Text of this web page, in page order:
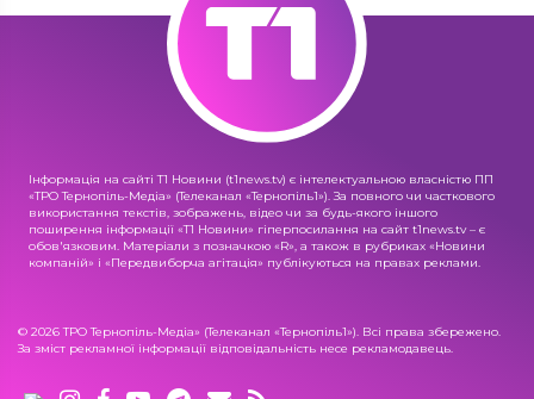
Інформація на сайті Т1 Новини (t1news.tv) є інтелектуальною власністю ПП
«ТРО Тернопіль-Медіа» (Телеканал «Тернопіль1»). За повного чи часткового
використання текстів, зображень, відео чи за будь-якого іншого
поширення інформації «Т1 Новини» гіперпосилання на сайт t1news.tv – є
обов'язковим. Матеріали з позначкою «R», а також в рубриках «Новини
компаній» і «Передвиборча агітація» публікуються на правах реклами.
© 2026 ТРО Тернопіль-Медіа» (Телеканал «Тернопіль1»). Всі права збережено.
За зміст рекламної інформації відповідальність несе рекламодавець.